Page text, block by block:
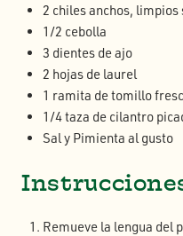
2 chiles anchos,
1/2 cebolla
3 dientes de ajo
2 hojas de laurel
1 ramita de tomillo
1/4 taza de cilantro
Sal y Pimienta al gusto
Remueve la lengua del